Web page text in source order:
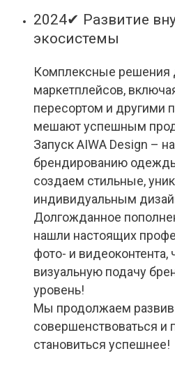
2024✔ Развитие
экосистемы
Комплексные решения
маркетплейсов,
пересортом и другими
мешают успешным
Запуск AIWA Design –
брендированию
создаем стильные,
индивидуальным
Долгожданное
нашли настоящих
фото- и видеоконтента,
визуальную подачу
уровень!
Мы продолжаем
совершенствоваться и
становиться успешнее!